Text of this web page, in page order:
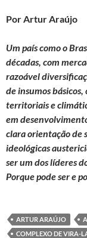
Por Artur Araújo
Um país como o
décadas, com
razoável
de insumos
territoriais e
em
clara orientação de
ideológicas
ser um dos líderes
Porque pode ser e
ARTUR ARAÚJO
COMPLEXO DE VIRA-